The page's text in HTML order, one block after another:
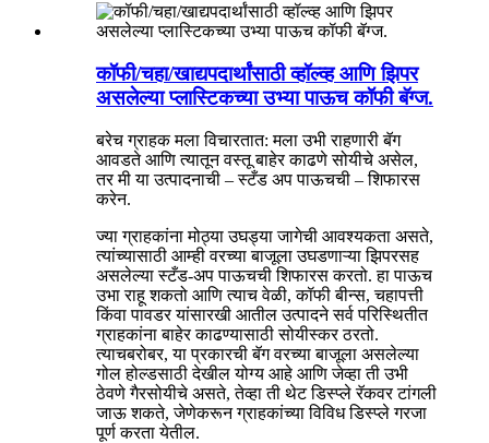
कॉफी/चहा/खाद्यपदार्थांसाठी व्हॉल्व्ह आणि झिपर
असलेल्या प्लास्टिकच्या उभ्या पाऊच कॉफी बॅग्ज.
बरेच ग्राहक मला विचारतात: मला उभी राहणारी बॅग
आवडते आणि त्यातून वस्तू बाहेर काढणे सोयीचे असेल,
तर मी या उत्पादनाची – स्टँड अप पाऊचची – शिफारस
करेन.
ज्या ग्राहकांना मोठ्या उघड्या जागेची आवश्यकता असते,
त्यांच्यासाठी आम्ही वरच्या बाजूला उघडणाऱ्या झिपरसह
असलेल्या स्टँड-अप पाऊचची शिफारस करतो. हा पाऊच
उभा राहू शकतो आणि त्याच वेळी, कॉफी बीन्स, चहापत्ती
किंवा पावडर यांसारखी आतील उत्पादने सर्व परिस्थितीत
ग्राहकांना बाहेर काढण्यासाठी सोयीस्कर ठरतो.
त्याचबरोबर, या प्रकारची बॅग वरच्या बाजूला असलेल्या
गोल होल्डसाठी देखील योग्य आहे आणि जेव्हा ती उभी
ठेवणे गैरसोयीचे असते, तेव्हा ती थेट डिस्प्ले रॅकवर टांगली
जाऊ शकते, जेणेकरून ग्राहकांच्या विविध डिस्प्ले गरजा
पूर्ण करता येतील.